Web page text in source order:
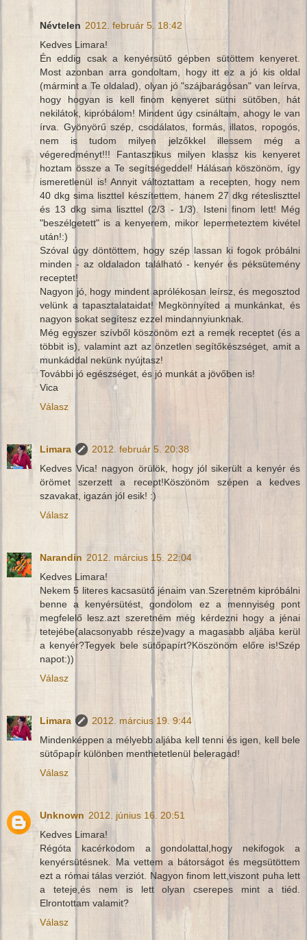
Névtelen 2012. február 5. 18:42
Kedves Limara!
Én eddig csak a kenyérsütő gépben sütöttem kenyeret.
Most azonban arra gondoltam, hogy itt ez a jó kis oldal
(mármint a Te oldalad), olyan jó "szájbarágósan" van leírva,
hogy hogyan is kell finom kenyeret sütni sütőben, hát
nekilátok, kipróbálom! Mindent úgy csináltam, ahogy le van
írva. Gyönyörű szép, csodálatos, formás, illatos, ropogós,
nem is tudom milyen jelzőkkel illessem még a
végeredményt!!! Fantasztikus milyen klassz kis kenyeret
hoztam össze a Te segítségeddel! Hálásan köszönöm, így
ismeretlenül is! Annyit változtattam a recepten, hogy nem
40 dkg sima liszttel készítettem, hanem 27 dkg rétesliszttel
és 13 dkg sima liszttel (2/3 - 1/3). Isteni finom lett! Még
"beszélgetett" is a kenyerem, mikor lepermeteztem kivétel
után!:)
Szóval úgy döntöttem, hogy szép lassan ki fogok próbálni
minden - az oldaladon található - kenyér és péksütemény
receptet!
Nagyon jó, hogy mindent aprólékosan leírsz, és megosztod
velünk a tapasztalataidat! Megkönnyíted a munkánkat, és
nagyon sokat segítesz ezzel mindannyiunknak.
Még egyszer szívből köszönöm ezt a remek receptet (és a
többit is), valamint azt az önzetlen segítőkészséget, amit a
munkáddal nekünk nyújtasz!
További jó egészséget, és jó munkát a jövőben is!
Vica
Válasz
Limara
2012. február 5. 20:38
Kedves Vica! nagyon örülök, hogy jól sikerült a kenyér és
örömet szerzett a recept!Köszönöm szépen a kedves
szavakat, igazán jól esik! :)
Válasz
Narandin 2012. március 15. 22:04
Kedves Limara!
Nekem 5 literes kacsasütő jénaim van.Szeretném kipróbálni
benne a kenyérsütést, gondolom ez a mennyiség pont
megfelelő lesz.azt szeretném még kérdezni hogy a jénai
tetejébe(alacsonyabb része)vagy a magasabb aljába kerül
a kenyér?Tegyek bele sütőpapírt?Köszönöm előre is!Szép
napot:))
Válasz
Limara
2012. március 19. 9:44
Mindenképpen a mélyebb aljába kell tenni és igen, kell bele
sütőpapír különben menthetetlenül beleragad!
Válasz
Unknown 2012. június 16. 20:51
Kedves Limara!
Régóta kacérkodom a gondolattal,hogy nekifogok a
kenyérsütésnek. Ma vettem a bátorságot és megsütöttem
ezt a római tálas verziót. Nagyon finom lett,viszont puha lett
a teteje,és nem is lett olyan cserepes mint a tiéd.
Elrontottam valamit?
Válasz